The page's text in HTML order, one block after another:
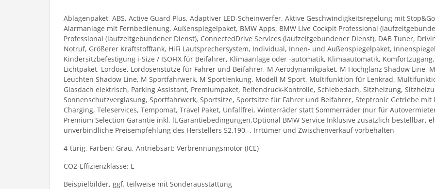
Ablagenpaket, ABS, Active Guard Plus, Adaptiver LED-Scheinwerfer, Aktive Geschwindigkeitsregelung mit
Alarmanlage mit Fernbedienung, Außenspiegelpaket, BMW Apps, BMW Live Cockpit Professional
Professional (laufzeitgebundener Dienst), ConnectedDrive Services (laufzeitgebundener Dienst), DAB Tuner,
Notruf, Größerer Kraftstofftank, HiFi Lautsprechersystem, Individual, Innen- und Außenspiegelpaket,
Kindersitzbefestigung i-Size / ISOFIX für Beifahrer, Klimaanlage oder -automatik, Klimaautomatik,
Lichtpaket, Lordose, Lordosenstütze für Fahrer und Beifahrer, M Aerodynamikpaket, M Hochglanz Shadow Line,
Leuchten Shadow Line, M Sportfahrwerk, M Sportlenkung, Modell M Sport, Multifunktion für Lenkrad,
Glasdach elektrisch, Parking Assistant, Premiumpaket, Reifendruck-Kontrolle, Schiebedach, Sitzheizung,
Sonnenschutzverglasung, Sportfahrwerk, Sportsitze, Sportsitze für Fahrer und Beifahrer, Steptronic Getriebe
Charging, Teleservices, Tempomat, Travel Paket, Unfallfrei, Winterräder statt Sommerräder (nur für
Premium Selection Garantie inkl. lt.Garantiebedingungen,Optional BMW Service Inklusive zusätzlich bestellbar,
unverbindliche Preisempfehlung des Herstellers 52.190,-, Irrtümer und Zwischenverkauf vorbehalten
4-türig, Farben: Grau, Antriebsart: Verbrennungsmotor (ICE)
CO2-Effizienzklasse: E
Beispielbilder, ggf. teilweise mit Sonderausstattung